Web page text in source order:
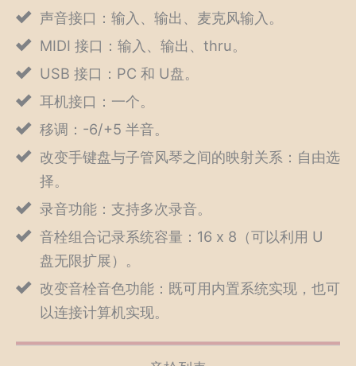
声音接口：输入、输出、麦克风输入。
MIDI 接口：输入、输出、thru。
USB 接口：PC 和 U盘。
耳机接口：一个。
移调：-6/+5 半音。
改变手键盘与子管风琴之间的映射关系：自由选
择。
录音功能：支持多次录音。
音栓组合记录系统容量：16 x 8（可以利用 U
盘无限扩展）。
改变音栓音色功能：既可用内置系统实现，也可
以连接计算机实现。